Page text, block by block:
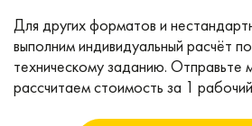
Для других форматов и
выполним индивидуальный расчёт
техническому заданию. Отправьте
рассчитаем стоимость за 1